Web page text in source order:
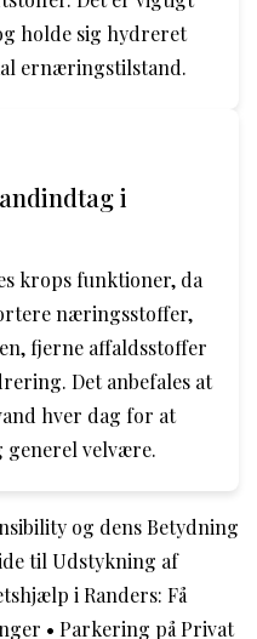
holde sig hydreret
ernæringstilstand.
i
krops funktioner, da
næringsstoffer,
fjerne affaldsstoffer
Det anbefales at
hver dag for at
generel velvære.
og dens Betydning
til Udstykning af
i Randers: Få
• Parkering på Privat